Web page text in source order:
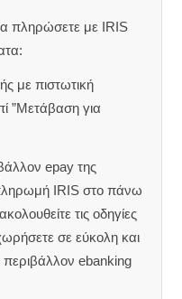
πληρώσετε με IRIS
με πιστωτική
”Μετάβαση για
epay της
IRIS στο πάνω
τις οδηγίες
σε εύκολη και
ebanking